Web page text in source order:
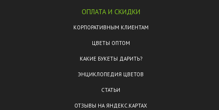
ОПЛАТА И СКИДКИ
КОРПОРАТИВНЫМ КЛИЕНТАМ
ЦВЕТЫ ОПТОМ
КАКИЕ БУКЕТЫ ДАРИТЬ?
ЭНЦИКЛОПЕДИЯ ЦВЕТОВ
СТАТЬИ
ОТЗЫВЫ НА ЯНДЕКС.КАРТАХ